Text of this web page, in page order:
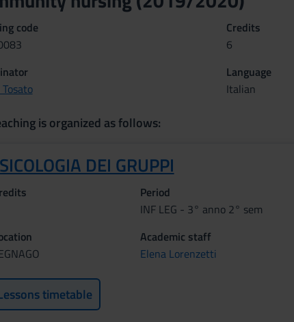
code
Credits
6
Language
Italian
is organized as follows:
DEI GRUPPI
Period
INF LEG - 3° anno 2° sem
Academic staff
Elena Lorenzetti
timetable